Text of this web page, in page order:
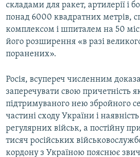
складами для ракет, артилерії і
понад 6000 квадратних метрів,
комплексом і шпиталем на 50
його розширення «в разі
поранених».
Росія, всупереч численним
заперечувати свою причетність
підтримуваного нею збройного
частині сходу України і
регулярних військ, а постійну
тисяч російських
кордону з Україною пояснює